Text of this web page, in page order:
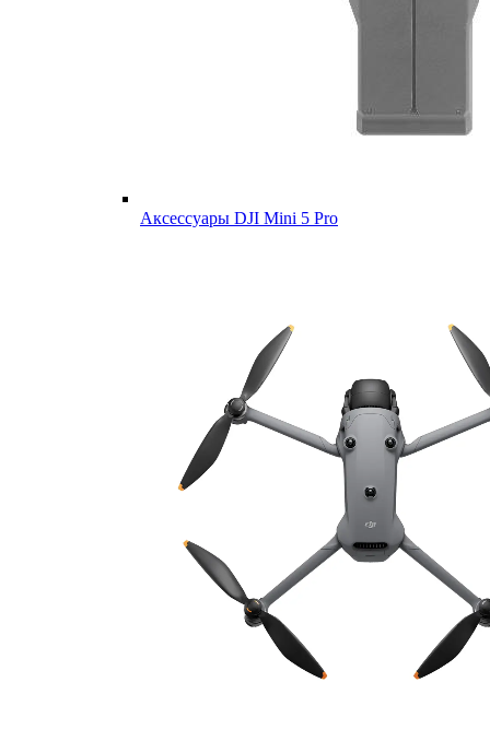
Аксессуары DJI Mini 5 Pro